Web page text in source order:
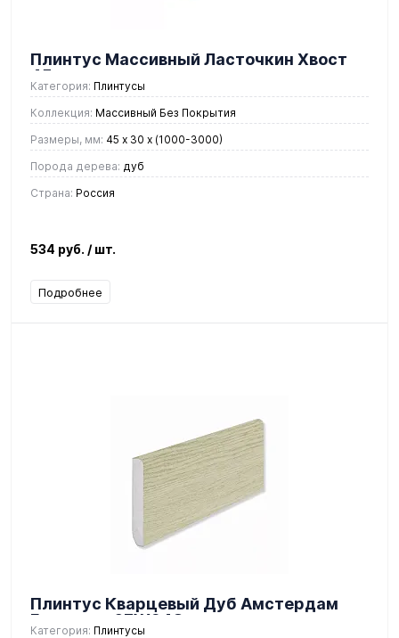
Плинтус Массивный Ласточкин Хвост
45 мм.
Категория: Плинтусы
Коллекция: Массивный Без Покрытия
Размеры, мм: 45 x 30 х (1000-3000)
Порода дерева: дуб
Страна: Россия
534 руб. / шт.
Подробнее
Плинтус Кварцевый Дуб Амстердам
Градиент 67W948
Категория: Плинтусы